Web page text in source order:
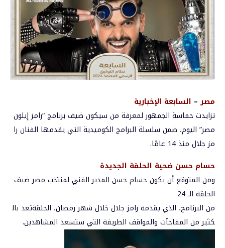
مصر– السابعة الإخبارية
تزايدت حماسة الجمهور لمعرفة من سيكون ضيف برنامج“رامزإيلون
مصر” اليوم، ضمن سلسلة البرامج الكوميدية التييقدمها الفنان را
مز جلال منذ عامًا.
حسام حسن ضحية الحلقة الجديدة
ومن المتوقع أن يكون حسام حسن المدير الفني لمنتخب مصر ضيف
الحلقة الـ 24
من البرنامج، الذييقدمه رامز جلال خلال شهر رمضان، الحلقةتعد بال
كثير من المفاجآت والمواقف الطريفة التي ستسعد المشاهدين.